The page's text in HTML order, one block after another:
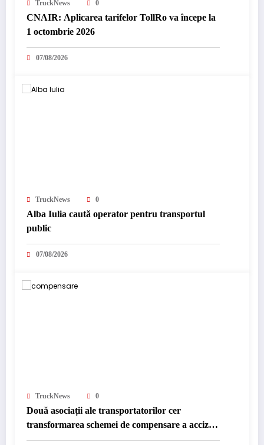
TruckNews 0
CNAIR: Aplicarea tarifelor TollRo va începe la
1 octombrie 2026
07/08/2026
TruckNews 0
Alba Iulia caută operator pentru transportul
public
07/08/2026
TruckNews 0
Două asociații ale transportatorilor cer
transformarea schemei de compensare a accizei
în mecanism permanent